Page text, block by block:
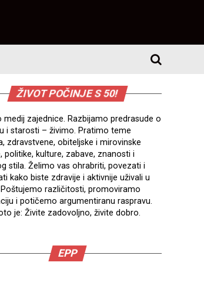
ŽIVOT POČINJE S 50!
medij zajednice. Razbijamo predrasude o
i starosti – živimo. Pratimo teme
zdravstvene, obiteljske i mirovinske
politike, kulture, zabave, znanosti i
stila. Želimo vas ohrabriti, povezati i
kako biste zdravije i aktivnije uživali u
različitosti, promoviramo
i potičemo argumentiranu raspravu.
je: Živite zadovoljno, živite dobro.
EPP